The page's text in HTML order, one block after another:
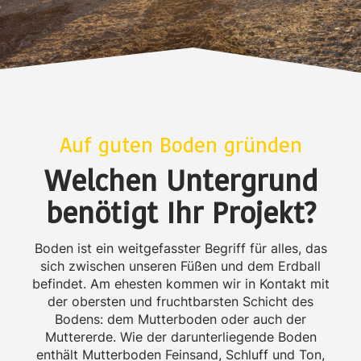
Auf guten Boden gründen
Welchen Untergrund
benötigt Ihr Projekt?
Boden ist ein weitgefasster Begriff für alles, das
sich zwischen unseren Füßen und dem Erdball
befindet. Am ehesten kommen wir in Kontakt mit
der obersten und fruchtbarsten Schicht des
Bodens: dem Mutterboden oder auch der
Muttererde. Wie der darunterliegende Boden
enthält Mutterboden Feinsand, Schluff und Ton,